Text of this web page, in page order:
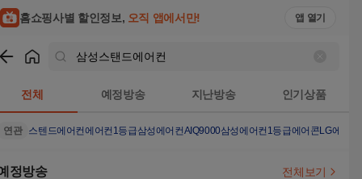
홈쇼핑사별 할인정보, 오직 앱에서만! 앱 열기
전체 예정방송 지난방송 인기상품
연관 스텐드에어컨에어컨1등급삼성에어컨AIQ9000삼성에어컨1등급에어콘LG에어
정방송 전체보기